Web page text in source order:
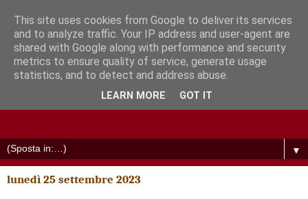
▼
lunedì 25 settembre 2023
This site uses cookies from Google to deliver its services
and to analyze traffic. Your IP address and user-agent are
shared with Google along with performance and security
metrics to ensure quality of service, generate usage
statistics, and to detect and address abuse.
LEARN MORE GOT IT